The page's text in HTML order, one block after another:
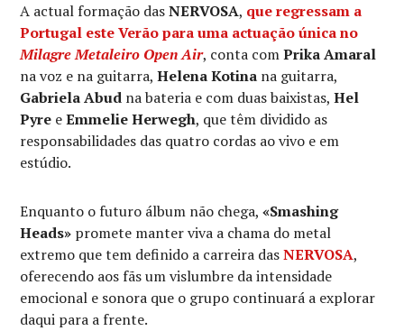
A actual formação dasNERVOSA, que regressam a
Portugal este Verão para uma actuação única no
Milagre Metaleiro Open Air, conta comPrika Amaral
na voz e na guitarra,Helena Kotina na guitarra,
Gabriela Abud na bateria e com duas baixistas,Hel
Pyre eEmmelie Herwegh, que têm dividido as
responsabilidades das quatro cordas ao vivo e em
estúdio.
Enquanto o futuro álbum não chega,«Smashing
Heads» promete manter viva a chama do metal
extremo que tem definido a carreira dasNERVOSA,
oferecendo aos fãs um vislumbre da intensidade
emocional e sonora que o grupo continuará a explorar
daqui para a frente.